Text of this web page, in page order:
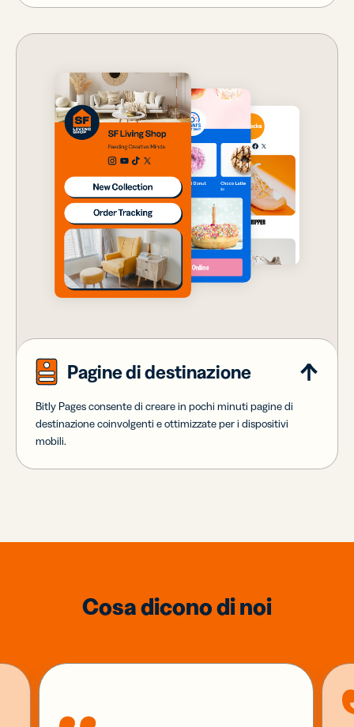
Pagine di destinazione
Bitly Pages consente di creare in pochi minuti pagine di
destinazione coinvolgenti e ottimizzate per i dispositivi
mobili.
Cosa dicono di noi